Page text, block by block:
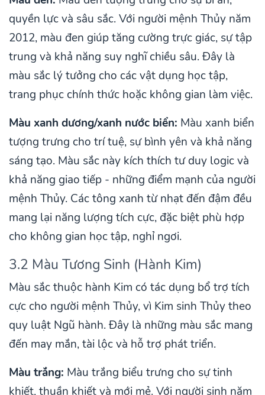
quyền lực và sâu sắc. Với người mệnh Thủy năm
2012, màu đen giúp tăng cường trực giác, sự tập
trung và khả năng suy nghĩ chiều sâu. Đây là
màu sắc lý tưởng cho các vật dụng học tập,
trang phục chính thức hoặc không gian làm việc.
Màu xanh dương/xanh nước biển: Màu xanh biển
tượng trưng cho trí tuệ, sự bình yên và khả năng
sáng tạo. Màu sắc này kích thích tư duy logic và
khả năng giao tiếp - những điểm mạnh của người
mệnh Thủy. Các tông xanh từ nhạt đến đậm đều
mang lại năng lượng tích cực, đặc biệt phù hợp
cho không gian học tập, nghỉ ngơi.
3.2 Màu Tương Sinh (Hành Kim)
Màu sắc thuộc hành Kim có tác dụng bổ trợ tích
cực cho người mệnh Thủy, vì Kim sinh Thủy theo
quy luật Ngũ hành. Đây là những màu sắc mang
đến may mắn, tài lộc và hỗ trợ phát triển.
Màu trắng: Màu trắng biểu trưng cho sự tinh
khiết, thuần khiết và mới mẻ. Với người sinh năm